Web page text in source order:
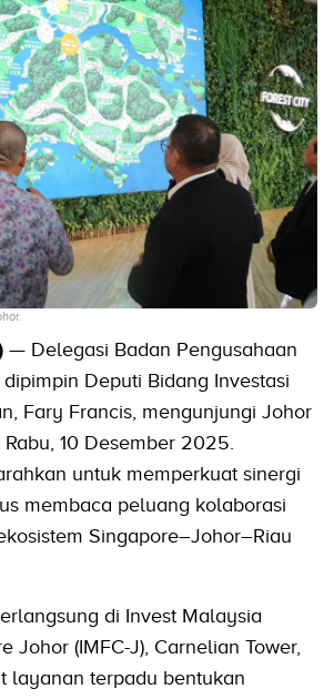
— Delegasi Badan Pengusahaan
Deputi Bidang Investasi
Fary Francis, mengunjungi Johor
10 Desember 2025.
untuk memperkuat sinergi
membaca peluang kolaborasi
Singapore–Johor–Riau
di Invest Malaysia
Johor (IMFC-J), Carnelian Tower,
layanan terpadu bentukan